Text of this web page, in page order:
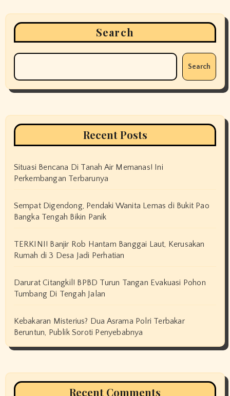
Search
Search
Recent Posts
Situasi Bencana Di Tanah Air Memanas! Ini
Perkembangan Terbarunya
Sempat Digendong, Pendaki Wanita Lemas di Bukit Pao
Bangka Tengah Bikin Panik
TERKINI! Banjir Rob Hantam Banggai Laut, Kerusakan
Rumah di 3 Desa Jadi Perhatian
Darurat Citangkil! BPBD Turun Tangan Evakuasi Pohon
Tumbang Di Tengah Jalan
Kebakaran Misterius? Dua Asrama Polri Terbakar
Beruntun, Publik Soroti Penyebabnya
Recent Comments